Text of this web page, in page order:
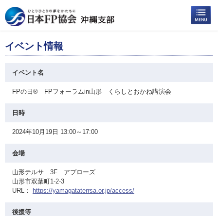
イベント情報
イベント名
FPの日® FPフォーラムin山形 くらしとおかね講演会
日時
2024年10月19日 13:00～17:00
会場
山形テルサ 3F アプローズ
山形市双葉町1-2-3
URL：
https://yamagataterrsa.or.jp/access/
後援等